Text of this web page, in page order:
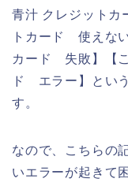
青汁 クレジットカ
トカード 使えな
カード 失敗】【
ド エラー】とい
す。
なので、こちらの
いエラーが起きて